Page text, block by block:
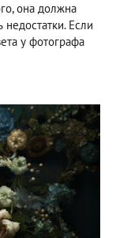
она должна
недостатки. Если
у фотографа